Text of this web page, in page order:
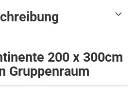
200 x 300cm
Gruppenraum